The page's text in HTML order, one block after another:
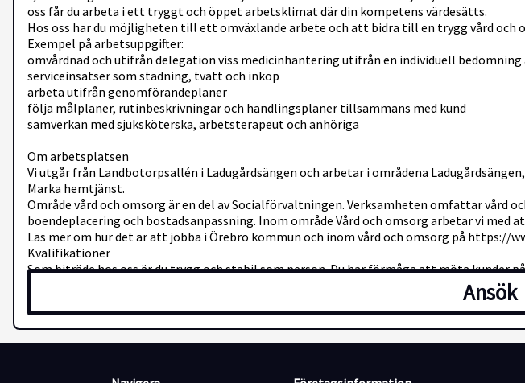
oss får du arbeta i ett tryggt och öppet arbetsklimat där din kompetens värdesätts.
Hos oss har du möjligheten till ett omväxlande arbete och att bidra till en trygg vård och
Exempel på arbetsuppgifter:
omvårdnad och utifrån delegation viss medicinhantering utifrån en individuell bedömning
serviceinsatser som städning, tvätt och inköp
arbeta utifrån genomförandeplaner
följa målplaner, rutinbeskrivningar och handlingsplaner tillsammans med kund
samverkan med sjuksköterska, arbetsterapeut och anhöriga
Om arbetsplatsen
Vi utgår från Landbotorpsallén i Ladugårdsängen och arbetar i områdena
Marka hemtjänst.
Område vård och omsorg är en del av Socialförvaltningen. Verksamheten omfattar
boendeplacering och bostadsanpassning. Inom område Vård och omsorg arbetar vi
Läs mer om hur det är att jobba i Örebro kommun och inom vård och omsorg på https://
Kvalifikationer
Som biträde hos oss är du trygg och stabil som person. Du har förmåga att möta
bemötande. Att vara ansvarstagande gentemot dina arbetsuppgifter ser du som en
smidigt sätt. Vidare har du en positiv människosyn med stor respekt för varje människas
möjligheter i förändringar. Du behärskar det svenska språket på så sätt att du kan
kräver. Då arbetet innefattar digital dokumentation i verksamhetssystem krävs god
Ansök